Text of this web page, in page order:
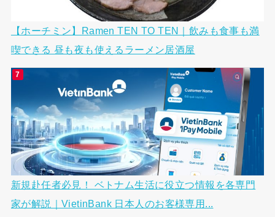
【ホーチミン】Ramen TEN TO TEN｜飲みも食事も満
喫できる 昼も夜も使えるラーメン居酒屋
新規赴任者必見！ ベトナム生活に役立つ情報を各専門
家が解説｜VietinBank 日本人のお客様専用...